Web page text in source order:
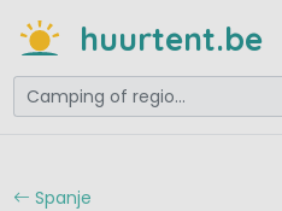
huurtent.be
Spanje